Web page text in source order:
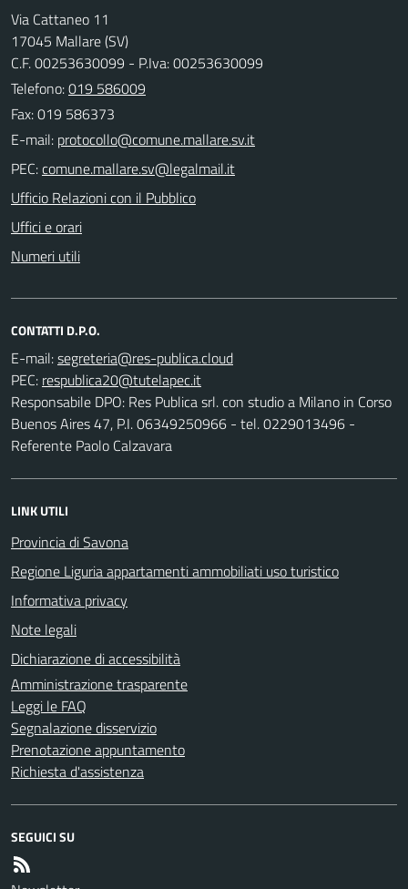
Via Cattaneo 11
17045 Mallare (SV)
C.F. 00253630099 - P.Iva: 00253630099
Telefono:019 586009
Fax: 019 586373
E-mail:
PEC:
Ufficio Relazioni con il Pubblico
Uffici e orari
Numeri utili
CONTATTI D.P.O.
E-mail:
PEC:
Responsabile DPO: Res Publica srl. con studio a Milano in Corso
Buenos Aires 47, P.I. 06349250966 - tel. 0229013496 -
Referente Paolo Calzavara
LINK UTILI
Provincia di Savona
Regione Liguria appartamenti ammobiliati uso turistico
Informativa privacy
Note legali
Dichiarazione di accessibilità
Amministrazione trasparente
Leggi le FAQ
Segnalazione disservizio
Prenotazione appuntamento
Richiesta d'assistenza
SEGUICI SU